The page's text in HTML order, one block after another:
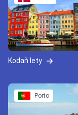
Kodaň lety
Porto